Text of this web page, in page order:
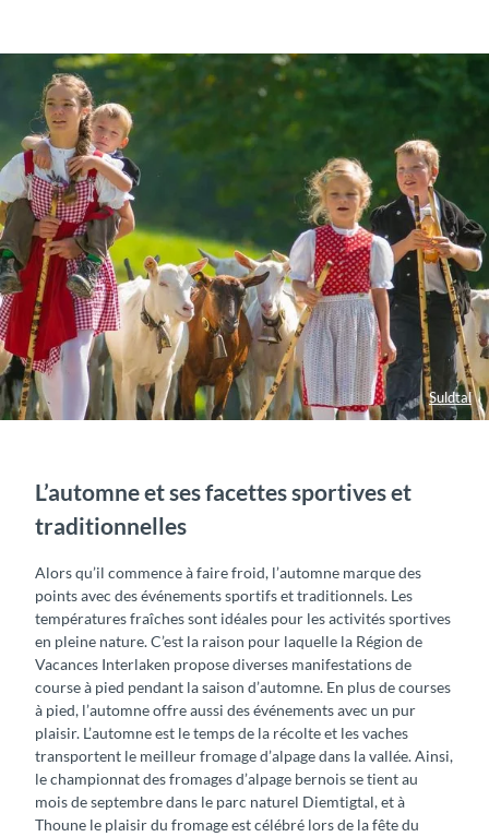
Suldtal
L’automne et ses facettes sportives et
traditionnelles
Alors qu’il commence à faire froid, l’automne marque des
points avec des événements sportifs et traditionnels. Les
températures fraîches sont idéales pour les activités sportives
en pleine nature. C’est la raison pour laquelle la Région de
Vacances Interlaken propose diverses manifestations de
course à pied pendant la saison d’automne. En plus de courses
à pied, l’automne offre aussi des événements avec un pur
plaisir. L’automne est le temps de la récolte et les vaches
transportent le meilleur fromage d’alpage dans la vallée. Ainsi,
le championnat des fromages d’alpage bernois se tient au
mois de septembre dans le parc naturel Diemtigtal, et à
Thoune le plaisir du fromage est célébré lors de la fête du